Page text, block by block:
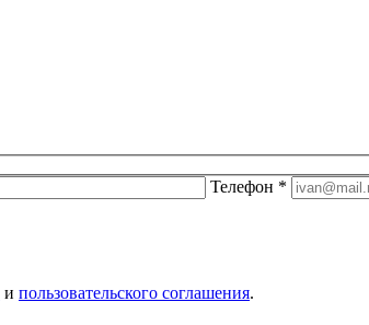
Телефон *
и пользовательского соглашения.